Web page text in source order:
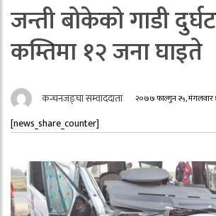
जन्ती बोकेको गाडी
कम्तिमा १२ जना घाइते
कन्चनजङ्घा सम्वाददाता २०७७ फाल्गुन २५, मंगलवार
[news_share_counter]